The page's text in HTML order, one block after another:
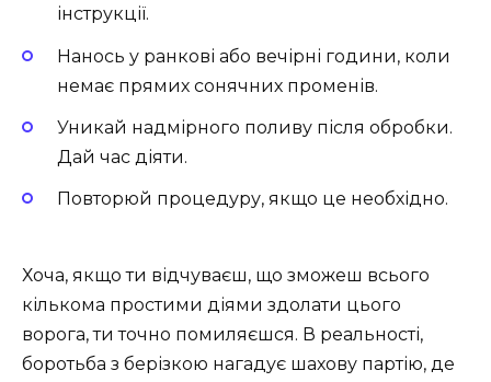
інструкції.
Нанось у ранкові або вечірні години, коли
немає прямих сонячних променів.
Уникай надмірного поливу після обробки.
Дай час діяти.
Повторюй процедуру, якщо це необхідно.
Хоча, якщо ти відчуваєш, що зможеш всього
кількома простими діями здолати цього
ворога, ти точно помиляєшся. В реальності,
боротьба з берізкою нагадує шахову партію, де